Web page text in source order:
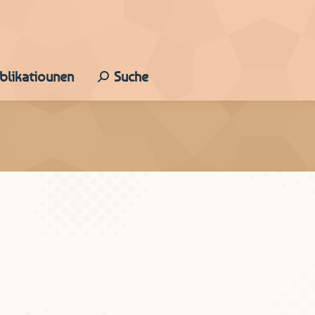
Search:
Suche